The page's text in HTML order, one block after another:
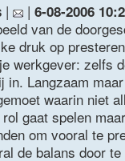
| | 6-08-2006
van de
druk op
werkgever: zelfs
in. Langzaam
waarin niet
gaat spelen
om vooral te
de balans door